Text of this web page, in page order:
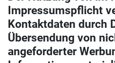
Impressumspflicht
Kontaktdaten durch
Übersendung von
angeforderter